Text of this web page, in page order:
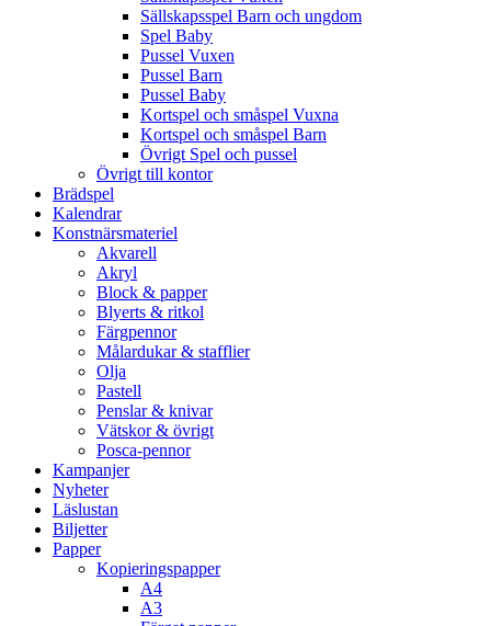
Sällskapsspel Barn och ungdom
Spel Baby
Pussel Vuxen
Pussel Barn
Pussel Baby
Kortspel och småspel Vuxna
Kortspel och småspel Barn
Övrigt Spel och pussel
Övrigt till kontor
Brädspel
Kalendrar
Konstnärsmateriel
Akvarell
Akryl
Block & papper
Blyerts & ritkol
Färgpennor
Målardukar & stafflier
Olja
Pastell
Penslar & knivar
Vätskor & övrigt
Posca-pennor
Kampanjer
Nyheter
Läslustan
Biljetter
Papper
Kopieringspapper
A4
A3